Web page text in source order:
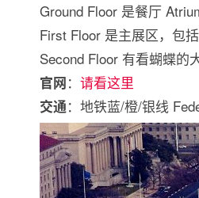
Ground Floor 是餐厅
First Floor 是主展区，包
Second Floor 有看蝴蝶的
官网： 请看这里
交通：地铁蓝/橙/银线